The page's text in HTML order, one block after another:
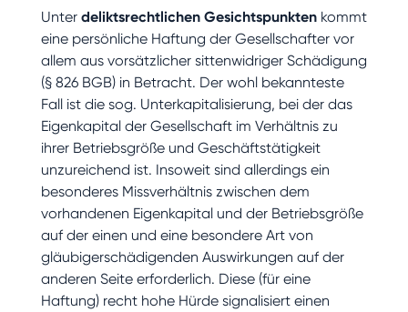
Unter deliktsrechtlichen Gesichtspunktenkommt
eine persönliche Haftung der Gesellschafter vor
allem aus vorsätzlicher sittenwidriger Schädigung
(§ 826 BGB) in Betracht. Der wohl bekannteste
Fall ist die sog. Unterkapitalisierung, bei der das
Eigenkapital der Gesellschaft im Verhältnis zu
ihrer Betriebsgröße und Geschäftstätigkeit
unzureichend ist. Insoweit sind allerdings ein
besonderes Missverhältnis zwischen dem
vorhandenen Eigenkapital und der Betriebsgröße
auf der einen und eine besondere Art von
gläubigerschädigenden Auswirkungen auf der
anderen Seite erforderlich. Diese (für eine
Haftung) recht hohe Hürde signalisiert einen